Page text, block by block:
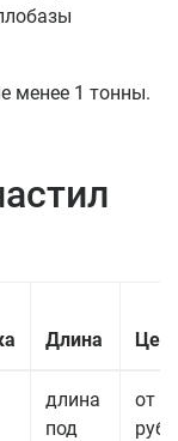
менее 1 тонны.
Длина
длина
под
от
руб.